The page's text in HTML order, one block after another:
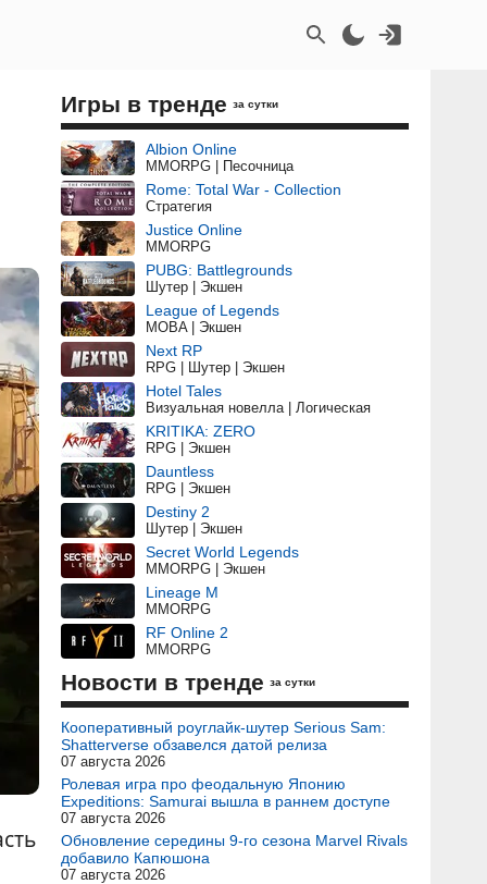
Игры в тренде за сутки
Albion Online
MMORPG | Песочница
Rome: Total War - Collection
Стратегия
Justice Online
MMORPG
PUBG: Battlegrounds
Шутер | Экшен
League of Legends
MOBA | Экшен
Next RP
RPG | Шутер | Экшен
Hotel Tales
Визуальная новелла | Логическая
KRITIKA: ZERO
RPG | Экшен
Dauntless
RPG | Экшен
Destiny 2
Шутер | Экшен
Secret World Legends
MMORPG | Экшен
Lineage M
MMORPG
RF Online 2
MMORPG
Новости в тренде за сутки
Кооперативный роуглайк-шутер Serious Sam:
Shatterverse обзавелся датой релиза
07 августа 2026
Ролевая игра про феодальную Японию
Expeditions: Samurai вышла в раннем доступе
07 августа 2026
Обновление середины 9-го сезона Marvel Rivals
добавило Капюшона
07 августа 2026